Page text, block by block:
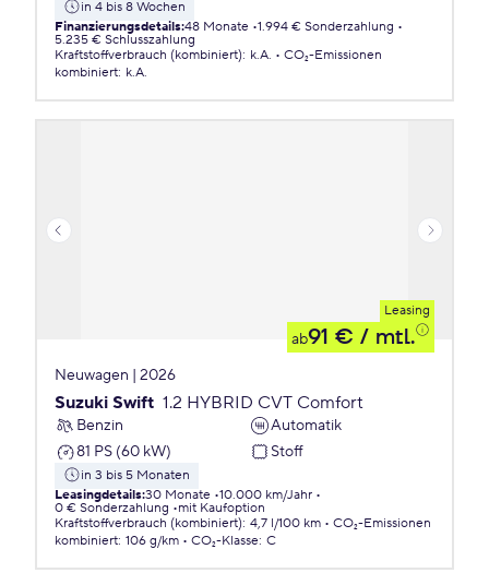
in 4 bis 8 Wochen
Finanzierungsdetails:48 Monate 1.994 € Sonderzahlung
5.235 € Schlusszahlung
Kraftstoffverbrauch (kombiniert): k.A.
CO₂-Emissionen
kombiniert: k.A.
Leasing
ab91 € / mtl.
Neuwagen | 2026
Suzuki Swift 1.2 HYBRID CVT Comfort
Benzin
Automatik
81 PS (60 kW)
Stoff
in 3 bis 5 Monaten
Leasingdetails:30 Monate 10.000 km/Jahr
0 € Sonderzahlung
mit Kaufoption
Kraftstoffverbrauch (kombiniert): 4,7 l/100 km
CO₂-Emissionen
kombiniert: 106 g/km CO₂-Klasse: C